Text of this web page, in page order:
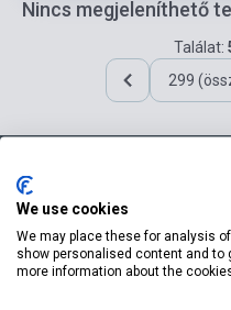
Nincs megjeleníthető
Találat:
299
Elérhetőségeink
We use cookies
We may place these for analysis
show personalised content and to
more information about the